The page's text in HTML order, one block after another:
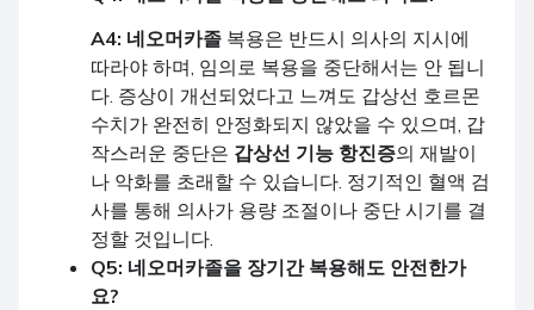
A4: 네오머카졸 복용은 반드시 의사의 지시에
따라야 하며, 임의로 복용을 중단해서는 안 됩니
다. 증상이 개선되었다고 느껴도 갑상선 호르몬
수치가 완전히 안정화되지 않았을 수 있으며, 갑
작스러운 중단은 갑상선 기능 항진증의 재발이
나 악화를 초래할 수 있습니다. 정기적인 혈액 검
사를 통해 의사가 용량 조절이나 중단 시기를 결
정할 것입니다.
Q5: 네오머카졸을 장기간 복용해도 안전한가
요?